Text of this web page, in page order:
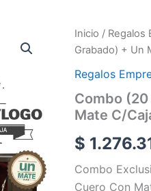
Inicio / Regalos
Grabado) + Un
Regalos
Combo
Mate C/
$
Combo
Cuero Con